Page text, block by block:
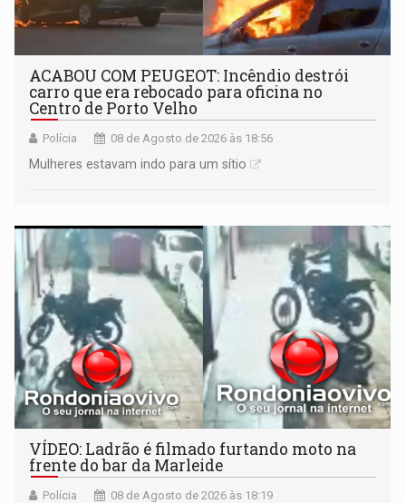
ACABOU COM PEUGEOT: Incêndio destrói
carro que era rebocado para oficina no
Centro de Porto Velho
Polícia 08 de Agosto de 2026 às 18:56
Mulheres estavam indo para um sítio
VÍDEO: Ladrão é filmado furtando moto na
frente do bar da Marleide
Polícia 08 de Agosto de 2026 às 18:19